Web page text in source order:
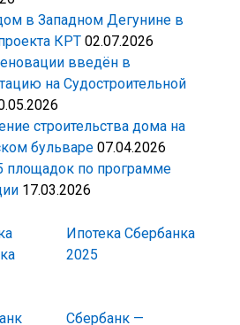
в Западном Дегунине в
КРТ 02.07.2026
введён в
на Судостроительной
строительства дома на
бульваре 07.04.2026
площадок по программе
17.03.2026
Ипотека Сбербанка
2025
Сбербанк —